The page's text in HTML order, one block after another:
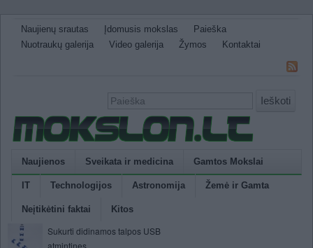
Naujienų srautas Įdomusis mokslas
Paieška
Nuotraukų galerija
Video galerija Žymos Kontaktai
Ieškoti
Naujienos Sveikata ir medicina Gamtos Mokslai
IT Technologijos Astronomija Žemė ir Gamta
Neįtikėtini faktai Kitos
Sukurti didinamos talpos USB
atmintines